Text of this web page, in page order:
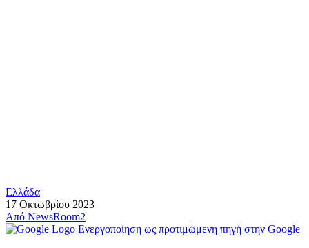
Ελλάδα
17 Οκτωβρίου 2023
Από NewsRoom2
Ενεργοποίηση ως προτιμώμενη πηγή στην Google